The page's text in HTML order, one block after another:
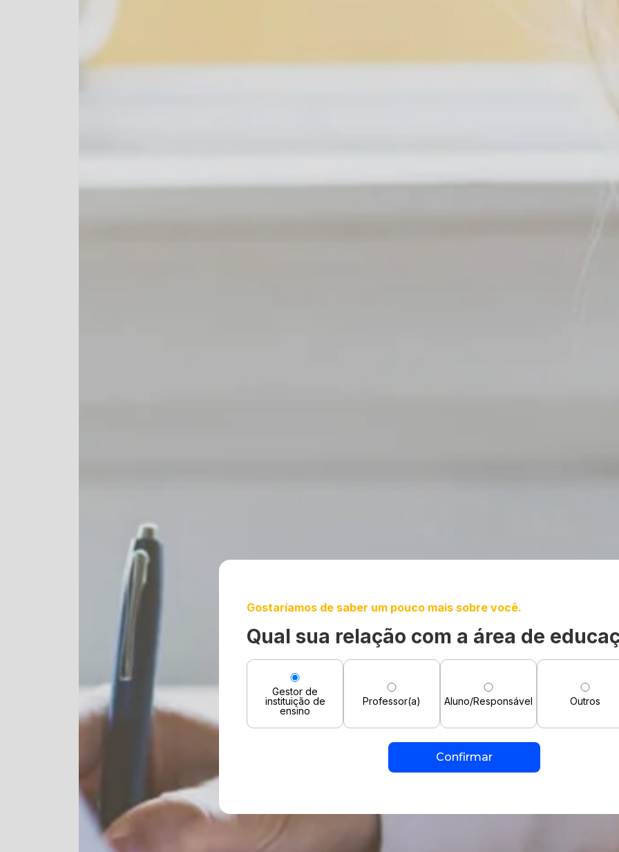
Gostaríamos de saber um pouco mais sobre você.
Qual sua relação com a área de
Gestor de
instituição de
ensino
Professor(a) Aluno/Responsável Outros